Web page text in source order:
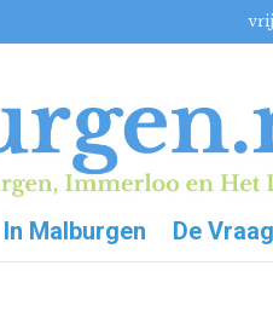
In Malburgen De Vraag